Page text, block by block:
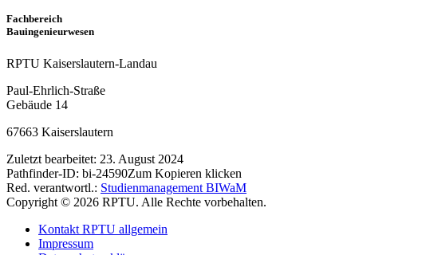
Fachbereich
Bauingenieurwesen
RPTU Kaiserslautern-Landau
Paul-Ehrlich-Straße
Gebäude 14
67663 Kaiserslautern
Zuletzt bearbeitet: 23. August 2024
Pathfinder-ID: bi-24590Zum Kopieren klicken
Red. verantwortl.: Studienmanagement BIWaM
Copyright © 2026 RPTU. Alle Rechte vorbehalten.
Kontakt RPTU allgemein
Impressum